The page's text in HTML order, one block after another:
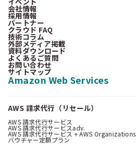
会社情報
採用情報
パートナー
クラウド FAQ
技術コラム
外部メディア掲載
資料ダウンロード
よくあるご質問
お問い合わせ
サイトマップ
Amazon Web Services
AWS 請求代行（リセール）
AWS 請求代行サービス
AWS 請求代行サービスadv.
AWS 請求代行サービス + AWS Organizations
バウチャー定額プラン